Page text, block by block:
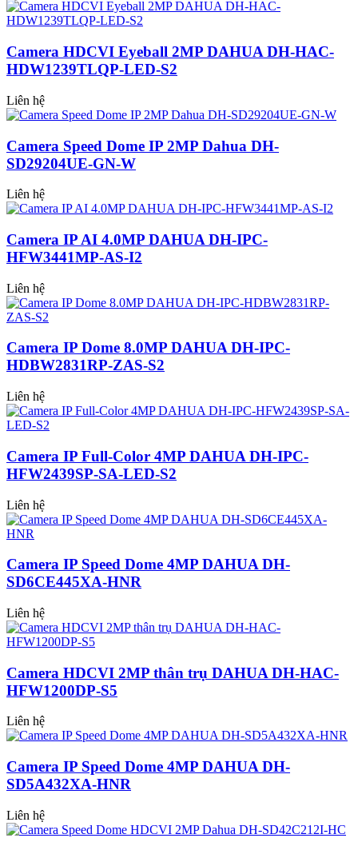
Camera HDCVI Eyeball 2MP DAHUA DH-HAC-
HDW1239TLQP-LED-S2
Liên hệ
Camera Speed Dome IP 2MP Dahua DH-
SD29204UE-GN-W
Liên hệ
Camera IP AI 4.0MP DAHUA DH-IPC-
HFW3441MP-AS-I2
Liên hệ
Camera IP Dome 8.0MP DAHUA DH-IPC-
HDBW2831RP-ZAS-S2
Liên hệ
Camera IP Full-Color 4MP DAHUA DH-IPC-
HFW2439SP-SA-LED-S2
Liên hệ
Camera IP Speed Dome 4MP DAHUA DH-
SD6CE445XA-HNR
Liên hệ
Camera HDCVI 2MP thân trụ DAHUA DH-HAC-
HFW1200DP-S5
Liên hệ
Camera IP Speed Dome 4MP DAHUA DH-
SD5A432XA-HNR
Liên hệ